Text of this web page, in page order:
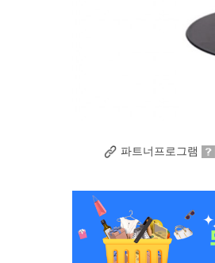
파트너프로그램